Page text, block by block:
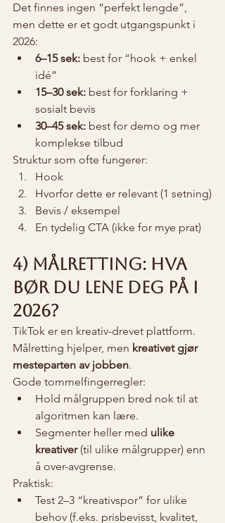
Det finnes ingen “perfekt lengde”,
men dette er et godt utgangspunkt i
2026:
6–15 sek: best for “hook + enkel
idé”
15–30 sek: best for forklaring +
sosialt bevis
30–45 sek: best for demo og mer
komplekse tilbud
Struktur som ofte fungerer:
Hook
Hvorfor dette er relevant (1 setning)
Bevis / eksempel
En tydelig CTA (ikke for mye prat)
4) Målretting: hva
bør du lene deg på i
2026?
TikTok er en kreativ-drevet plattform.
Målretting hjelper, men kreativet gjør
mesteparten av jobben.
Gode tommelfingerregler:
Hold målgruppen bred nok til at
algoritmen kan lære.
Segmenter heller med ulike
kreativer (til ulike målgrupper) enn
å over-avgrense.
Praktisk:
Test 2–3 “kreativspor” for ulike
behov (f.eks. prisbevisst, kvalitet,